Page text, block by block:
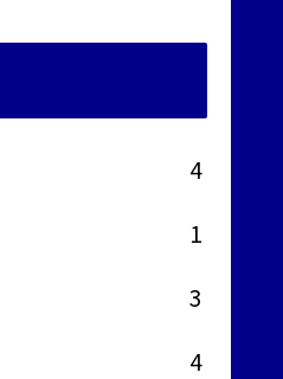
4
1
3
4